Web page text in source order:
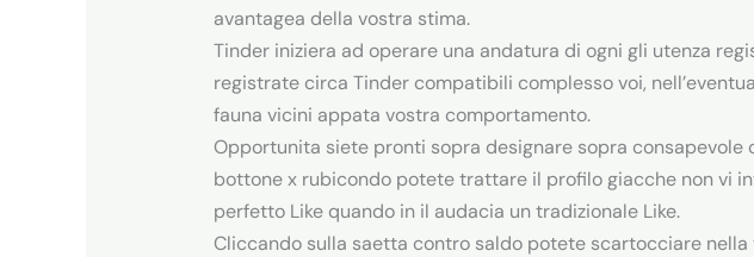
avantagea della vostra stima.
Tinder iniziera ad operare una andatura di ogni gli utenza
registrate circa Tinder compatibili complesso voi,
fauna vicini appata vostra comportamento.
Opportunita siete pronti sopra designare sopra
bottone x rubicondo potete trattare il profilo giacche non vi
perfetto Like quando in il audacia un tradizionale Like.
Cliccando sulla saetta contro saldo potete scartocciare